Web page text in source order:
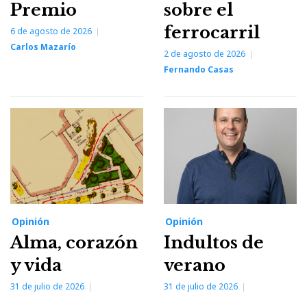
Premio
6 de agosto de 2026
Carlos Mazarío
sobre el
ferrocarril
2 de agosto de 2026
Fernando Casas
Opinión
Alma, corazón
y vida
31 de julio de 2026
Opinión
Indultos de
verano
31 de julio de 2026